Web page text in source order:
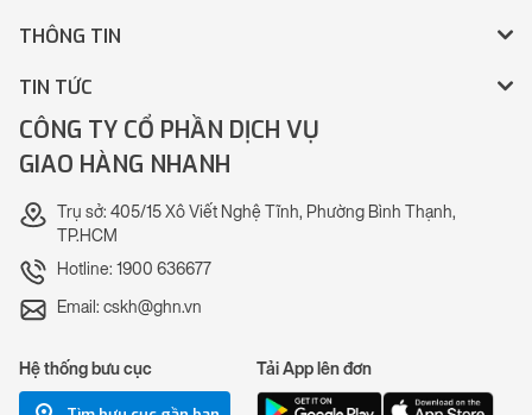
THÔNG TIN
TIN TỨC
CÔNG TY CỔ PHẦN DỊCH VỤ
GIAO HÀNG NHANH
Trụ sở: 405/15 Xô Viết Nghệ Tĩnh, Phường Bình Thạnh,
TP.HCM
Hotline: 1900 636677
Email: cskh@ghn.vn
Hệ thống bưu cục Tải App lên đơn